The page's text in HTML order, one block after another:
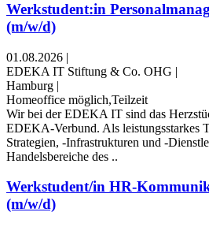
Werkstudent:in
(m/w/d)
01.08.2026 |
EDEKA IT Stiftung & Co. OHG |
Hamburg |
Homeoffice möglich,Teilzeit
Wir bei der EDEKA IT sind das
EDEKA-Verbund. Als leistungsstarkes
Strategien, -Infrastrukturen und -
Handelsbereiche des ..
Werkstudent/in HR-
(m/w/d)